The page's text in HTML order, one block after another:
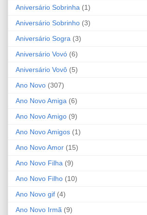
Aniversário Sobrinha (1)
Aniversário Sobrinho (3)
Aniversário Sogra (3)
Aniversário Vovó (6)
Aniversário Vovô (5)
Ano Novo (307)
Ano Novo Amiga (6)
Ano Novo Amigo (9)
Ano Novo Amigos (1)
Ano Novo Amor (15)
Ano Novo Filha (9)
Ano Novo Filho (10)
Ano Novo gif (4)
Ano Novo Irmã (9)